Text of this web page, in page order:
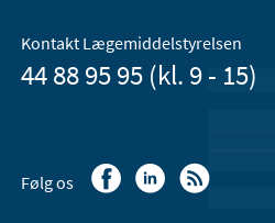
Kontakt Lægemiddelstyrelsen
44 88 95 95 (kl. 9 - 15)
Følg os